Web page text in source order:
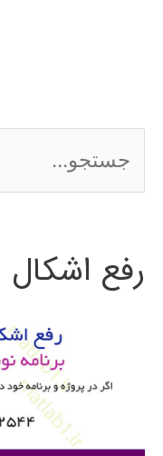
متلب
MATLAB
س
ج
رفع